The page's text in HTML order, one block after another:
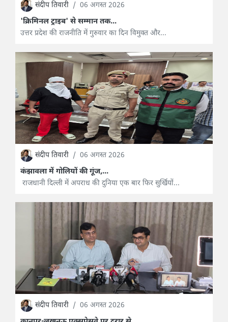
संदीप तिवारी / 06 अगस्त 2026
'क्रिमिनल ट्राइब' से सम्मान तक...
उत्तर प्रदेश की राजनीति में गुरुवार का दिन विमुक्त और...
संदीप तिवारी / 06 अगस्त 2026
कंझावला में गोलियों की गूंज,...
राजधानी दिल्ली में अपराध की दुनिया एक बार फिर सुर्खियों...
संदीप तिवारी / 06 अगस्त 2026